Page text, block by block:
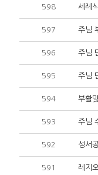
598 세례
597 주님
596 주님
595 주님
594 부활
593 주님
592 성서
591 레지